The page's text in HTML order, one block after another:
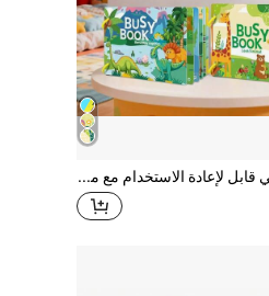
كتاب تفاعلي قابل لإعادة الاستخدام مع ملصقات تعليمية، يعزز المهارات اليدوية والقدرات المعرفية، مساعد التعلم والكتابة، لوازم العودة إلى المدرسة، هدايا عيد الميلاد والهالوين